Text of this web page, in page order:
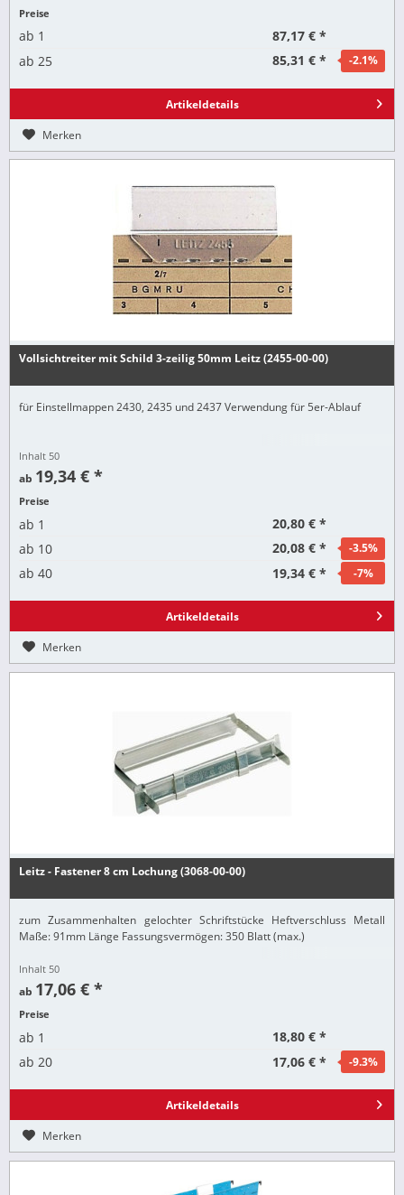
Preise
ab 1
87,17 € *
ab 25 85,31 € * -2.1%
Artikeldetails
Merken
Vollsichtreiter mit Schild 3-zeilig 50mm Leitz (2455-00-00)
für Einstellmappen 2430, 2435 und 2437 Verwendung für 5er-Ablauf
Inhalt50
ab 19,34 € *
Preise
ab 1
20,80 € *
ab 10 20,08 € * -3.5%
ab 40 19,34 € * -7%
Artikeldetails
Merken
Leitz - Fastener 8 cm Lochung (3068-00-00)
zum Zusammenhalten gelochter Schriftstücke Heftverschluss Metall
Maße: 91mm Länge Fassungsvermögen: 350 Blatt (max.)
Inhalt50
ab 17,06 € *
Preise
ab 1
18,80 € *
ab 20 17,06 € * -9.3%
Artikeldetails
Merken